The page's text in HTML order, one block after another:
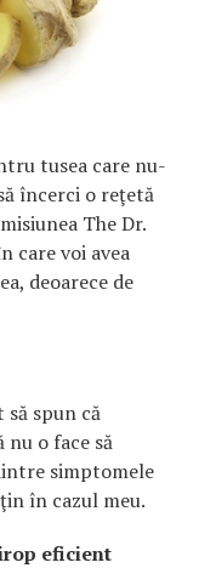
tusea care nu-
încerci o reţetă
The Dr.
care voi avea
deoarece de
spun că
nu o face să
simptomele
în cazul meu.
eficient